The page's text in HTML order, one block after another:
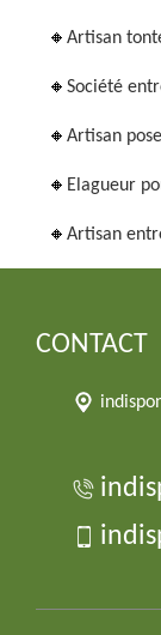
Artisan
Société
Artisan
Elagueur
Artisan
CONTACT